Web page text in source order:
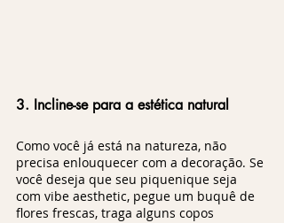
3. Incline-se para a estética natural
Como você já está na natureza, não
precisa enlouquecer com a decoração. Se
você deseja que seu piquenique seja
com vibe aesthetic, pegue um buquê de
flores frescas, traga alguns copos